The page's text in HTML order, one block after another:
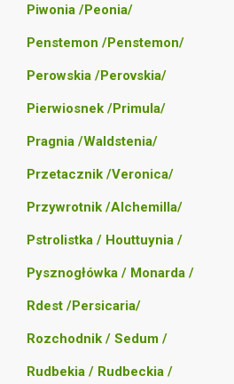
Piwonia /Peonia/
Penstemon /Penstemon/
Perowskia /Perovskia/
Pierwiosnek /Primula/
Pragnia /Waldstenia/
Przetacznik /Veronica/
Przywrotnik /Alchemilla/
Pstrolistka / Houttuynia /
Pysznogłówka / Monarda /
Rdest /Persicaria/
Rozchodnik / Sedum /
Rudbekia / Rudbeckia /